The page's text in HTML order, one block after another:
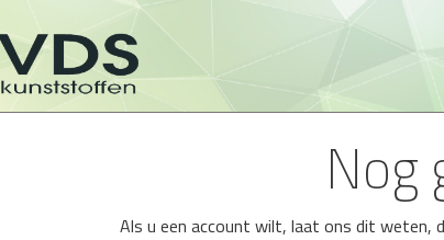
Nog
Als u een account wilt, laat ons dit weten,